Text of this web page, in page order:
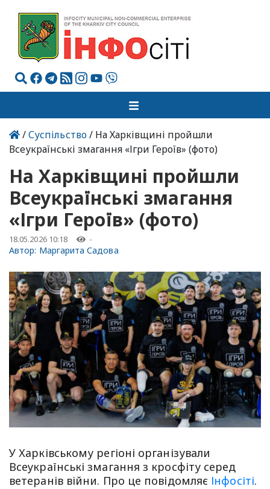
/Суспільство/ На Харківщині пройшли
Всеукраїнські змагання «Ігри Героїв» (фото)
На Харківщині пройшли
Всеукраїнські змагання
«Ігри Героїв» (фото)
18.05.2026 10:18 -
Автор: Маргарита Садова
У Харківському регіоні організували
Всеукраїнські змагання з кросфіту серед
ветеранів війни. Про це повідомляє Інфосіті.